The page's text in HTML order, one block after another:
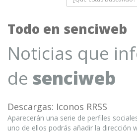
Todo en senciweb
Noticias que
de senciweb
Descargas: Iconos RRSS
Aparecerán una serie de perfiles
uno de ellos podrás añadir la dirección